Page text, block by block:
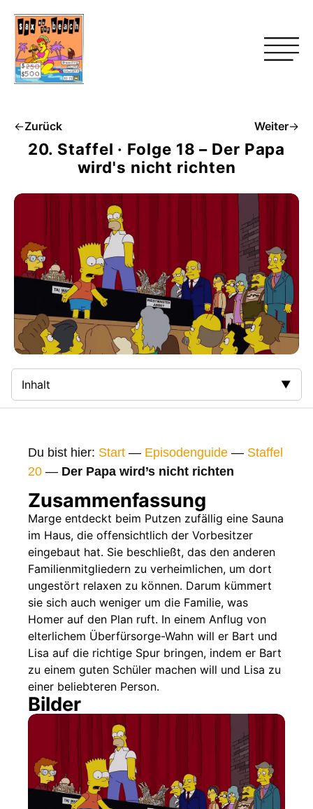
←Zurück Weiter→
20. Staffel · Folge 18 – Der Papa
wird's nicht richten
Inhalt
Zusammenfassung
Gags
Gaststars
Fakten
Sendetermine
Nächste / Vorherige Folge
Du bist hier: Start — Episodenguide — Staffel
20 — Der Papa wird’s nicht richten
Zusammenfassung
Marge entdeckt beim Putzen zufällig eine Sauna
im Haus, die offensichtlich der Vorbesitzer
eingebaut hat. Sie beschließt, das den anderen
Familienmitgliedern zu verheimlichen, um dort
ungestört relaxen zu können. Darum kümmert
sie sich auch weniger um die Familie, was
Homer auf den Plan ruft. In einem Anflug von
elterlichem Überfürsorge-Wahn will er Bart und
Lisa auf die richtige Spur bringen, indem er Bart
zu einem guten Schüler machen will und Lisa zu
einer beliebteren Person.
Bilder